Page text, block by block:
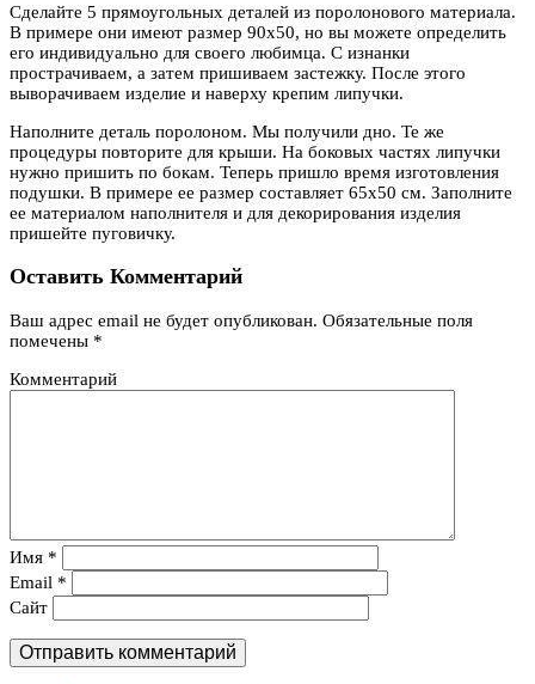
Сделайте 5 прямоугольных деталей из поролонового материала.
В примере они имеют размер 90х50, но вы можете определить
его индивидуально для своего любимца. С изнанки
прострачиваем, а затем пришиваем застежку. После этого
выворачиваем изделие и наверху крепим липучки.
Наполните деталь поролоном. Мы получили дно. Те же
процедуры повторите для крыши. На боковых частях липучки
нужно пришить по бокам. Теперь пришло время изготовления
подушки. В примере ее размер составляет 65х50 см. Заполните
ее материалом наполнителя и для декорирования изделия
пришейте пуговичку.
Оставить Комментарий
Ваш адрес email не будет опубликован. Обязательные поля
помечены *
Комментарий
Имя *
Email *
Сайт